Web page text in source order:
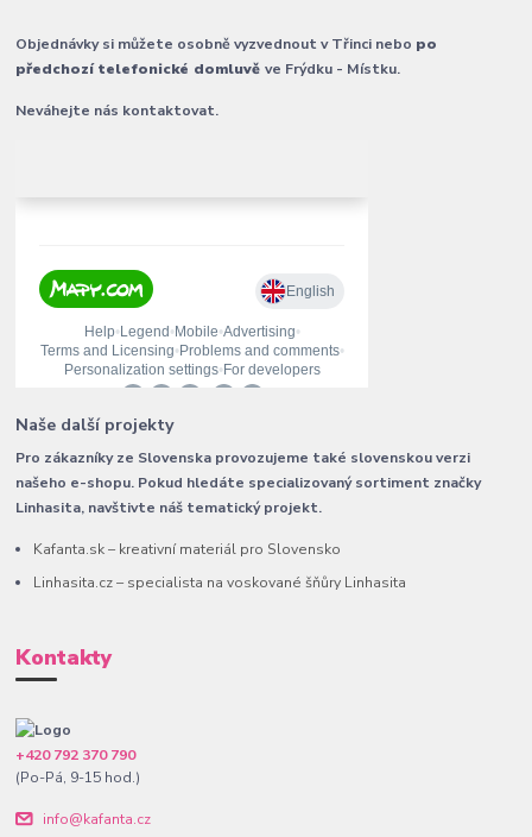
Objednávky si můžete osobně vyzvednout v Třinci nebo po
předchozí telefonické domluvěve Frýdku - Místku.
Neváhejte nás kontaktovat.
Naše další projekty
Pro zákazníky ze Slovenska provozujeme také slovenskou verzi
našeho e-shopu. Pokud hledáte specializovaný sortiment značky
Linhasita, navštivte náš tematický projekt.
Kafanta.sk – kreativní materiál pro Slovensko
Linhasita.cz – specialista na voskované šňůry Linhasita
Kontakty
+420 792 370 790
(Po-Pá, 9-15 hod.)
info@kafanta.cz